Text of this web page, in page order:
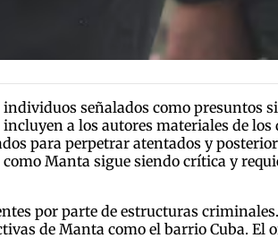
señalados como presuntos
a los autores materiales de los
para perpetrar atentados y
Manta sigue siendo crítica y
por parte de estructuras
de Manta como el barrio Cuba. El